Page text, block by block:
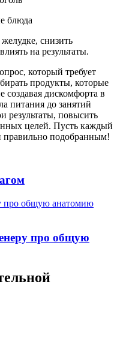
блюда
снизить
на результаты.
который требует
продукты, которые
создавая дискомфорта в
питания до занятий
результаты, повысить
целей. Пусть каждый
подобранным!
про общую